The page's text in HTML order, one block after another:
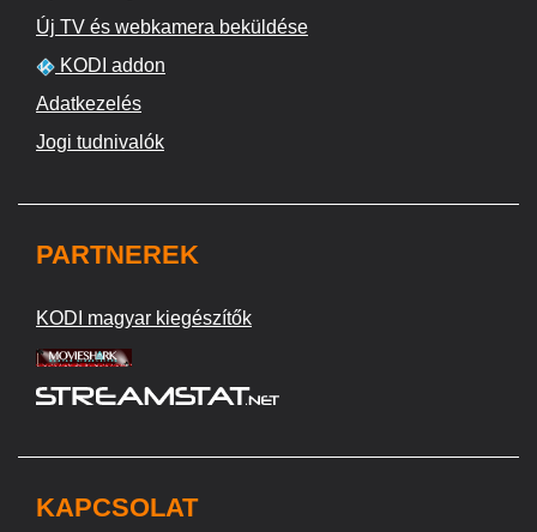
Új TV és webkamera beküldése
KODI addon
Adatkezelés
Jogi tudnivalók
PARTNEREK
KODI magyar kiegészítők
KAPCSOLAT